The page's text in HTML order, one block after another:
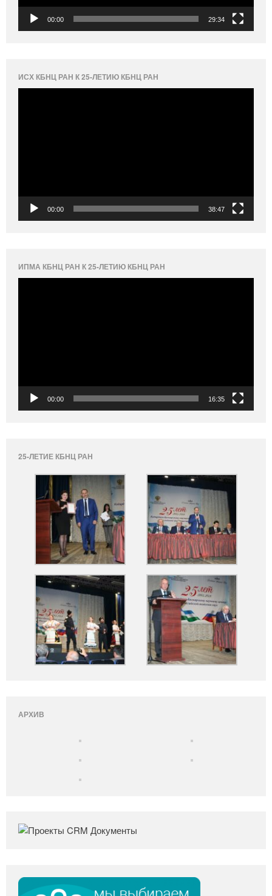
00:00 29:34
ИСХ КБНЦ РАН К 25-ЛЕТИЮ КБНЦ РАН
00:00 38:47
ИПМА КБНЦ РАН К 25-ЛЕТИЮ КБНЦ РАН
00:00 16:35
25-ЛЕТИЕ КБНЦ РАН
АРХИВ